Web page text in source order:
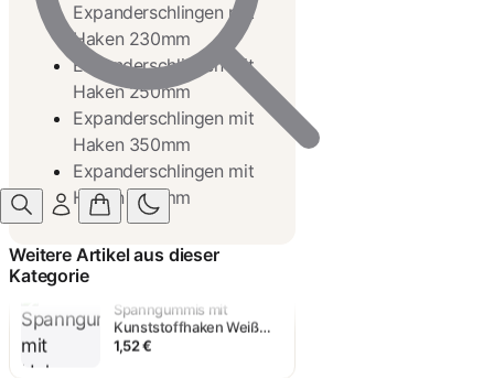
Expanderschlingen mit
Haken 230mm
Expanderschlingen mit
Haken 250mm
Expanderschlingen mit
Haken 350mm
Expanderschlingen mit
Haken 500mm
Weitere Artikel aus dieser
Kategorie
Spanngummi 180mm
schwarz Kunststoffhaken
25 Stück
1,52 €
Kunststoffhaken Weiß
180mm 25 Stück
1,52 €